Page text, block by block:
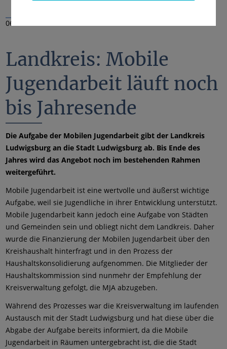
06.06.2025
Landkreis: Mobile
Jugendarbeit läuft noch
bis Jahresende
Die Aufgabe der Mobilen Jugendarbeit gibt der Landkreis
Ludwigsburg an die Stadt Ludwigsburg ab. Bis Ende des
Jahres wird das Angebot noch im bestehenden Rahmen
weitergeführt.
Mobile Jugendarbeit ist eine wertvolle und äußerst wichtige
Aufgabe, weil sie Jugendliche in ihrer Entwicklung unterstützt.
Mobile Jugendarbeit kann jedoch eine Aufgabe von Städten
und Gemeinden sein und obliegt nicht dem Landkreis. Daher
wurde die Finanzierung der Mobilen Jugendarbeit über den
Kreishaushalt hinterfragt und in den Prozess der
Haushaltskonsolidierung aufgenommen. Die Mitglieder der
Haushaltskommission sind nunmehr der Empfehlung der
Kreisverwaltung gefolgt, die MJA abzugeben.
Während des Prozesses war die Kreisverwaltung im laufenden
Austausch mit der Stadt Ludwigsburg und hat diese über die
Abgabe der Aufgabe bereits informiert, da die Mobile
Jugendarbeit in Räumen untergebracht ist, die die Stadt